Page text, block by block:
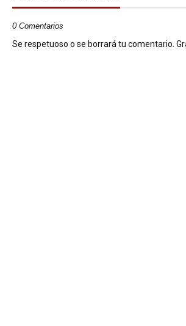
0 Comentarios
Se respetuoso o se borrará tu comentario.